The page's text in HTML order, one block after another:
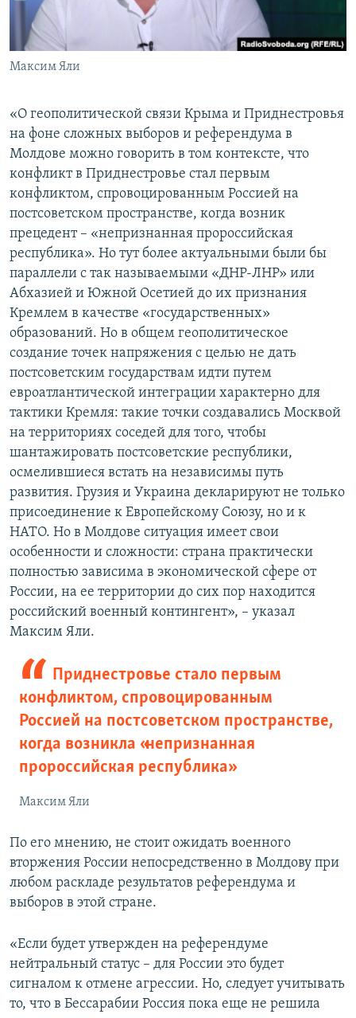
Максим Яли
«О геополитической связи Крыма и Приднестровья
на фоне сложных выборов и референдума в
Молдове можно говорить в том контексте, что
конфликт в Приднестровье стал первым
конфликтом, спровоцированным Россией на
постсоветском пространстве, когда возник
прецедент – «непризнанная пророссийская
республика». Но тут более актуальными были бы
параллели с так называемыми «ДНР-ЛНР» или
Абхазией и Южной Осетией до их признания
Кремлем в качестве «государственных»
образований. Но в общем геополитическое
создание точек напряжения с целью не дать
постсоветским государствам идти путем
евроатлантической интеграции характерно для
тактики Кремля: такие точки создавались Москвой
на территориях соседей для того, чтобы
шантажировать постсоветские республики,
осмелившиеся встать на независимы путь
развития. Грузия и Украина декларируют не только
присоединение к Европейскому Союзу, но и к
НАТО. Но в Молдове ситуация имеет свои
особенности и сложности: страна практически
полностью зависима в экономической сфере от
России, на ее территории до сих пор находится
российский военный контингент», – указал
Максим Яли.
Приднестровье стало первым
конфликтом, спровоцированным
Россией на постсоветском пространстве,
когда возникла «непризнанная
пророссийская республика»
Максим Яли
По его мнению, не стоит ожидать военного
вторжения России непосредственно в Молдову при
любом раскладе результатов референдума и
выборов в этой стране.
«Если будет утвержден на референдуме
нейтральный статус – для России это будет
сигналом к отмене агрессии. Но, следует учитывать
то, что в Бессарабии Россия пока еще не решила